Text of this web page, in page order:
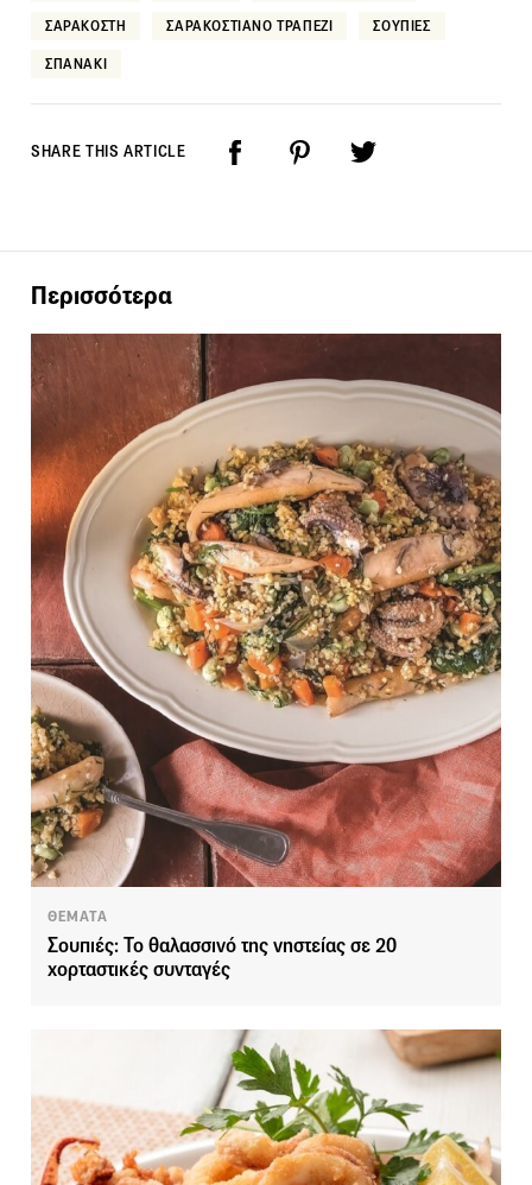
ΣΑΡΑΚΟΣΤΗ ΣΑΡΑΚΟΣΤΙΑΝΟ ΤΡΑΠΕΖΙ ΣΟΥΠΙΕΣ
ΣΠΑΝΑΚΙ
SHARE THIS ARTICLE
Περισσότερα
ΘΕΜΑΤΑ
Σουπιές: Το θαλασσινό της νηστείας σε 20
χορταστικές συνταγές